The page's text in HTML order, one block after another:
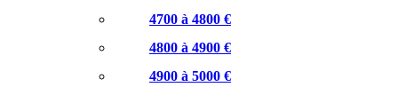
4700 à 4800 €
4800 à 4900 €
4900 à 5000 €